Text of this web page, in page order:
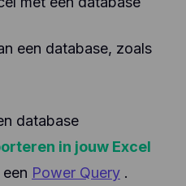
een database, zoals
database
in jouw Excel
Power Query .